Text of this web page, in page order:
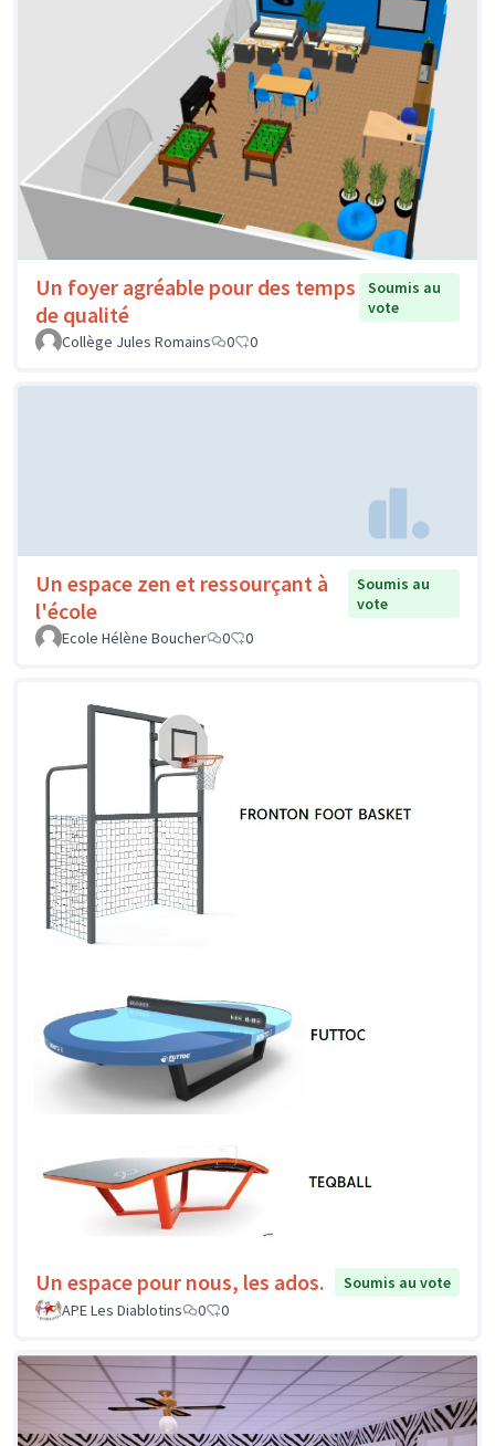
Un foyer agréable pour des temps
de qualité
Soumis au
vote
Collège Jules Romains
0 0
Un espace zen et ressourçant à
l'école
Soumis au
vote
Ecole Hélène Boucher
0 0
Un espace pour nous, les ados.
Soumis au vote
APE Les Diablotins
0 0